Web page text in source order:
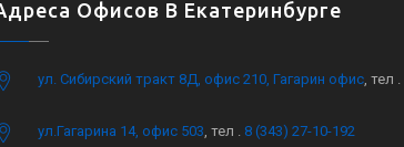
Офисов В Екатеринбурге
ул. Сибирский тракт 8Д, офис 210, Гагарин офис , тел .
ул.Гагарина 14, офис 503 , тел . 8 (343) 27-10-192